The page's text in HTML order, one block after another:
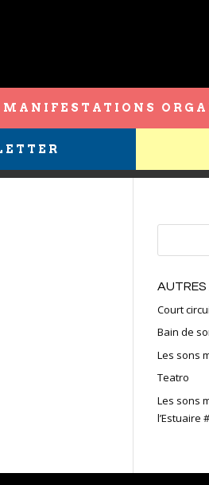
MANIFESTATIONS
Court
Bain de
Les sons
Teatro
Les sons
l’Estuaire